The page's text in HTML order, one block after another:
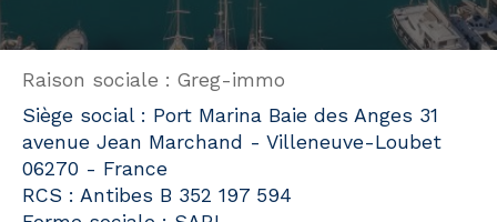
Raison sociale : Greg-immo
Siège social : Port Marina Baie des Anges 31
avenue Jean Marchand - Villeneuve-Loubet
06270 - France
RCS : Antibes B 352 197 594